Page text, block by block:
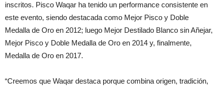
inscritos. Pisco Waqar ha tenido un performance consistente en
este evento, siendo destacada como Mejor Pisco y Doble
Medalla de Oro en 2012; luego Mejor Destilado Blanco sin Añejar,
Mejor Pisco y Doble Medalla de Oro en 2014 y, finalmente,
Medalla de Oro en 2017.
“Creemos que Waqar destaca porque combina origen, tradición,